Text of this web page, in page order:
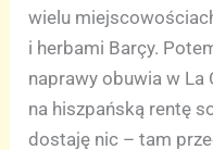
wielu
i herbami Barçy.
naprawy obuwia w La
na hiszpańską rentę
dostaję nic – tam